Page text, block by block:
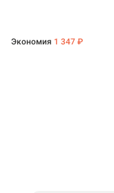
Экономия 1 347 ₽